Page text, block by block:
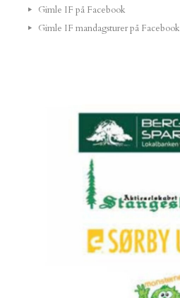
Gimle IF på Facebook
Gimle IF mandagsturer på Facebook